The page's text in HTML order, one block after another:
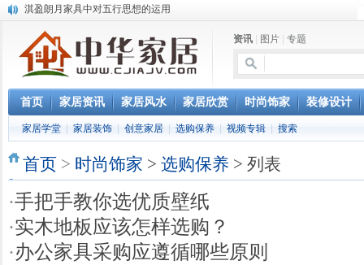
淇盈朗月家具中对五行思想的运用
还是“海尔冰箱造”!IEC国际保鲜标准再版
怎样用家具布置出好的办公室风水
您办公家具的贴心管家——北京办公家具网办公家具维修服务部成立
资讯 图片 专题
首页 家居资讯 家居风水 家居欣赏 时尚饰家 装修设计
家居学堂 家居装饰 创意家居 选购保养 视频专辑 搜索
首页 > 时尚饰家 > 选购保养 > 列表
·手把手教你选优质壁纸
·实木地板应该怎样选购？
·办公家具采购应遵循哪些原则